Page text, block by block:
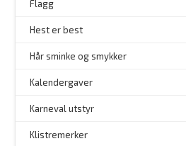
Flagg
Hest er best
Hår sminke og smykker
Kalendergaver
Karneval utstyr
Klistremerker